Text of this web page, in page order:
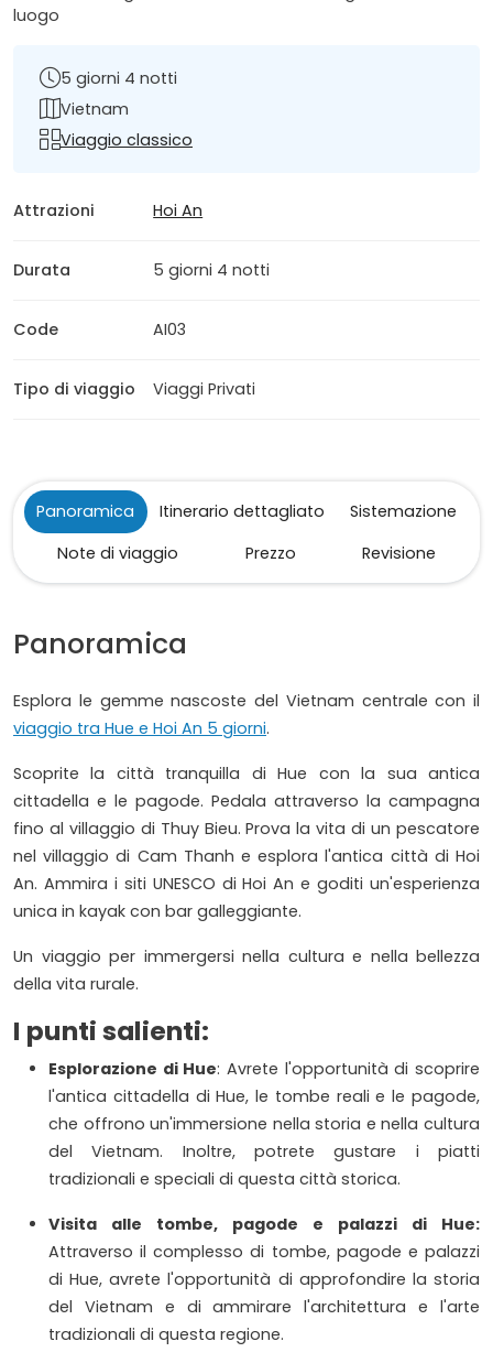
luogo
5 giorni 4 notti
Vietnam
Viaggio classico
Attrazioni Hoi An
Durata 5 giorni 4 notti
Code AI03
Tipo di viaggio Viaggi Privati
Panoramica Itinerario dettagliato
Sistemazione
Note di viaggio
Prezzo Revisione
Panoramica
Esplora le gemme nascoste del Vietnam centrale con il
viaggio tra Hue e Hoi An 5 giorni.
Scoprite la città tranquilla di Hue con la sua antica
cittadella e le pagode. Pedala attraverso la campagna
fino al villaggio di Thuy Bieu. Prova la vita di un pescatore
nel villaggio di Cam Thanh e esplora l'antica città di Hoi
An. Ammira i siti UNESCO di Hoi An e goditi un'esperienza
unica in kayak con bar galleggiante.
Un viaggio per immergersi nella cultura e nella bellezza
della vita rurale.
I punti salienti:
Esplorazione di Hue: Avrete l'opportunità di scoprire
l'antica cittadella di Hue, le tombe reali e le pagode,
che offrono un'immersione nella storia e nella cultura
del Vietnam. Inoltre, potrete gustare i piatti
tradizionali e speciali di questa città storica.
Visita alle tombe, pagode e palazzi di Hue:
Attraverso il complesso di tombe, pagode e palazzi
di Hue, avrete l'opportunità di approfondire la storia
del Vietnam e di ammirare l'architettura e l'arte
tradizionali di questa regione.